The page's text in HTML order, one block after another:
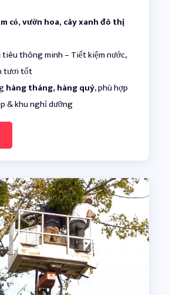
cỏ, vườn hoa, cây xanh đô thị
thông minh – Tiết kiệm nước,
tươi tốt
hàng tháng, hàng quý, phù hợp
& khu nghỉ dưỡng